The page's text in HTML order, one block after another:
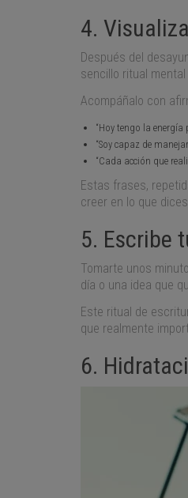
4.
Después del
sencillo ritual
Acompáñalo con
“Hoy tengo la
“Soy capaz de
“Cada acción que
Estas frases,
creer en lo que
5. Escribe
Tomarte unos
día o una idea que
Este ritual de
que realmente
6.